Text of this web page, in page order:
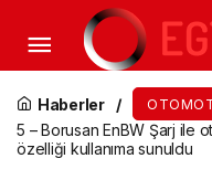
Haberler
5 – Borusan EnBW Şarj ile
özelliği kullanıma sunuldu
Euromaster’dan
Zorunluluktan Öte